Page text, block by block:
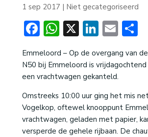
1 sep 2017 | Niet gecategoriseerd
Facebook
WhatsApp
X LinkedIn
Email
Emmeloord – Op de overgang van
N50 bij Emmeloord is
een vrachtwagen gekanteld.
Omstreeks 10:00 uur ging het mis
Vogelkop, oftewel knooppunt
vrachtwagen, geladen met papier,
versperde de gehele rijbaan. De